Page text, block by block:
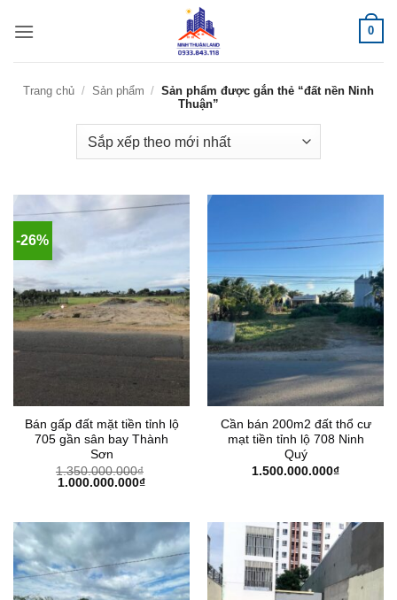
qua
0
Trang chủ / Sản phẩm / Sản phẩm được gắn thẻ “đất nền Ninh
Thuận”
-26%
Bán gấp đất mặt tiền tỉnh lộ
705 gần sân bay Thành
Sơn
1.350.000.000₫
Giá
1.000.000.000₫Giá
1.000.000.000₫.
Cần bán 200m2 đất thổ cư
mạt tiền tỉnh lộ 708 Ninh
Quý
1.500.000.000₫